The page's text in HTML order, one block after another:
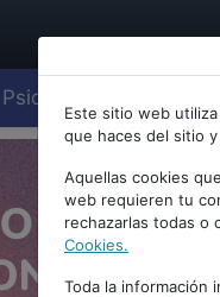
Psiquiatría
Este sitio web
que haces del sitio
Aquellas cookies
web requieren tu
rechazarlas todas o
Cookies.
Toda la información